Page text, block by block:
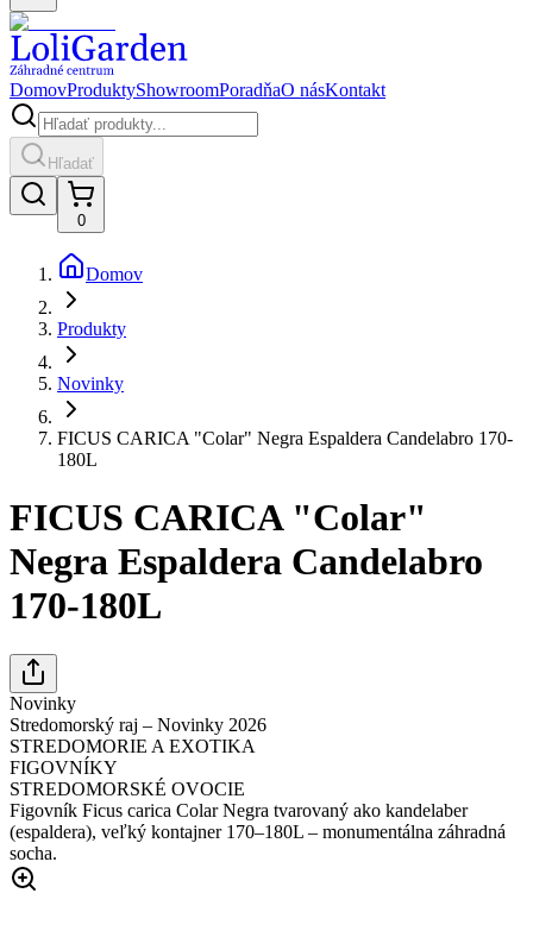
DomovProduktyShowroomPoradňaO násKontakt
Hľadať
0
Domov
Produkty
Novinky
FICUS CARICA "Colar" Negra Espaldera Candelabro 170-
180L
FICUS CARICA "Colar"
Negra Espaldera Candelabro
170-180L
Novinky
Stredomorský raj – Novinky 2026
STREDOMORIE A EXOTIKA
FIGOVNÍKY
STREDOMORSKÉ OVOCIE
Figovník Ficus carica Colar Negra tvarovaný ako kandelaber
(espaldera), veľký kontajner 170–180L – monumentálna záhradná
socha.